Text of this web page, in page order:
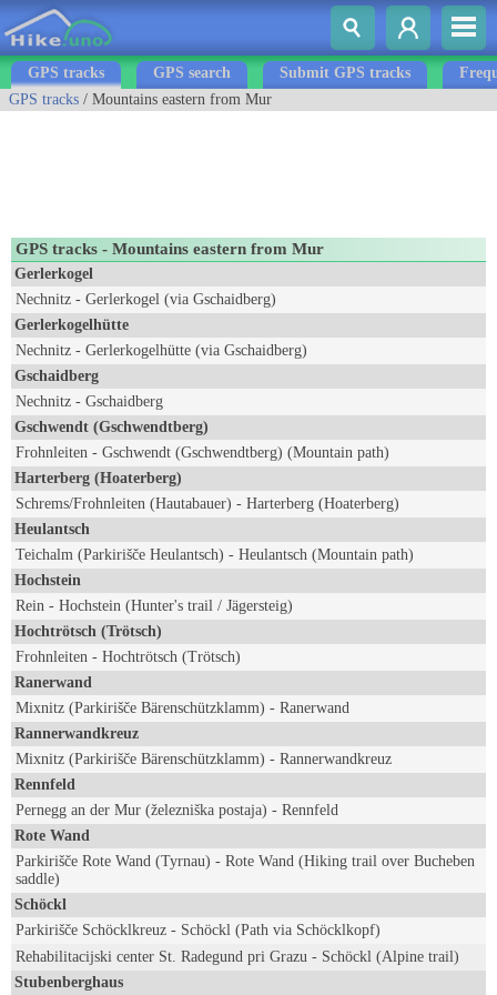
GPS tracks GPS search Submit GPS tracks
GPS tracks / Mountains eastern from Mur
GPS tracks - Mountains eastern from Mur
Gerlerkogel
Nechnitz - Gerlerkogel (via Gschaidberg)
Gerlerkogelhütte
Nechnitz - Gerlerkogelhütte (via Gschaidberg)
Gschaidberg
Nechnitz - Gschaidberg
Gschwendt (Gschwendtberg)
Frohnleiten - Gschwendt (Gschwendtberg) (Mountain path)
Harterberg (Hoaterberg)
Schrems/Frohnleiten (Hautabauer) - Harterberg (Hoaterberg)
Heulantsch
Teichalm (Parkirišče Heulantsch) - Heulantsch (Mountain path)
Hochstein
Rein - Hochstein (Hunter's trail / Jägersteig)
Hochtrötsch (Trötsch)
Frohnleiten - Hochtrötsch (Trötsch)
Ranerwand
Mixnitz (Parkirišče Bärenschützklamm) - Ranerwand
Rannerwandkreuz
Mixnitz (Parkirišče Bärenschützklamm) - Rannerwandkreuz
Rennfeld
Pernegg an der Mur (železniška postaja) - Rennfeld
Rote Wand
Parkirišče Rote Wand (Tyrnau) - Rote Wand (Hiking trail over Bucheben
saddle)
Schöckl
Parkirišče Schöcklkreuz - Schöckl (Path via Schöcklkopf)
Rehabilitacijski center St. Radegund pri Grazu - Schöckl (Alpine trail)
Stubenberghaus